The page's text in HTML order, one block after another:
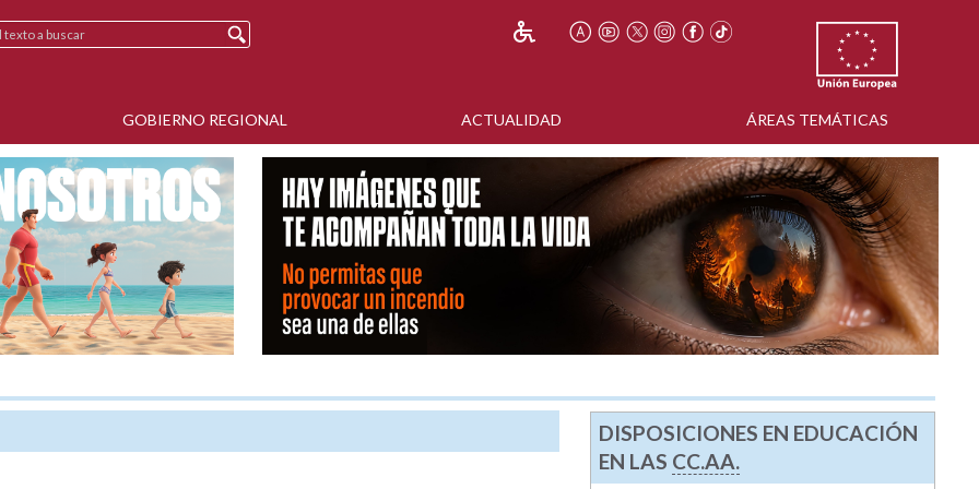
GOBIERNO REGIONAL ACTUALIDAD ÁREAS TEMÁTICAS
DISPOSICIONES EN EDUCACIÓN
EN LAS CC.AA.